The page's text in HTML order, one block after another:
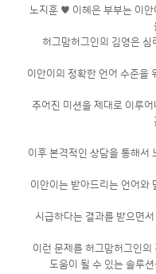
노지훈 ♥ 이혜은 부부는 이안
허그맘허그인의 김영은 심
이안이의 정확한 언어 수준을
주어진 미션을 제대로 이루
이후 본격적인 상담을 통해서
이안이는 받아드리는 언어와
시급하다는 결과를 받으면
이런 문제를 허그맘허그인의
도움이 될 수 있는 솔루